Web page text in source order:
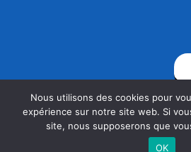
Nous utilisons des cookies pour
expérience sur notre site web. Si
site, nous supposerons que
OK
Engagé pour l’environnement :